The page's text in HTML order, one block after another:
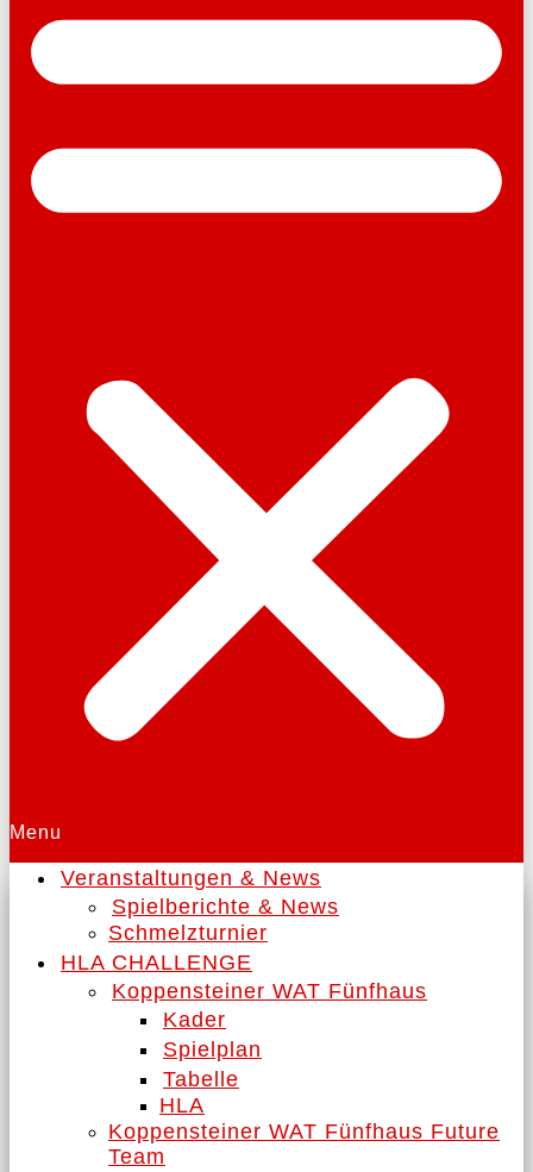
Menu
Veranstaltungen & News
Spielberichte & News
Schmelzturnier
HLA CHALLENGE
Koppensteiner WAT Fünfhaus
Kader
Spielplan
Tabelle
HLA
Koppensteiner WAT Fünfhaus Future
Team